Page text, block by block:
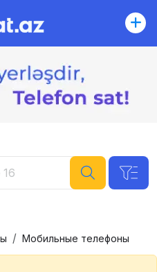
Мобильные телефоны